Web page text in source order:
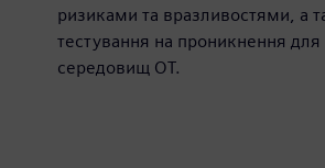
ризиками та вразливостями, а
тестування на проникнення для
середовищ OT.